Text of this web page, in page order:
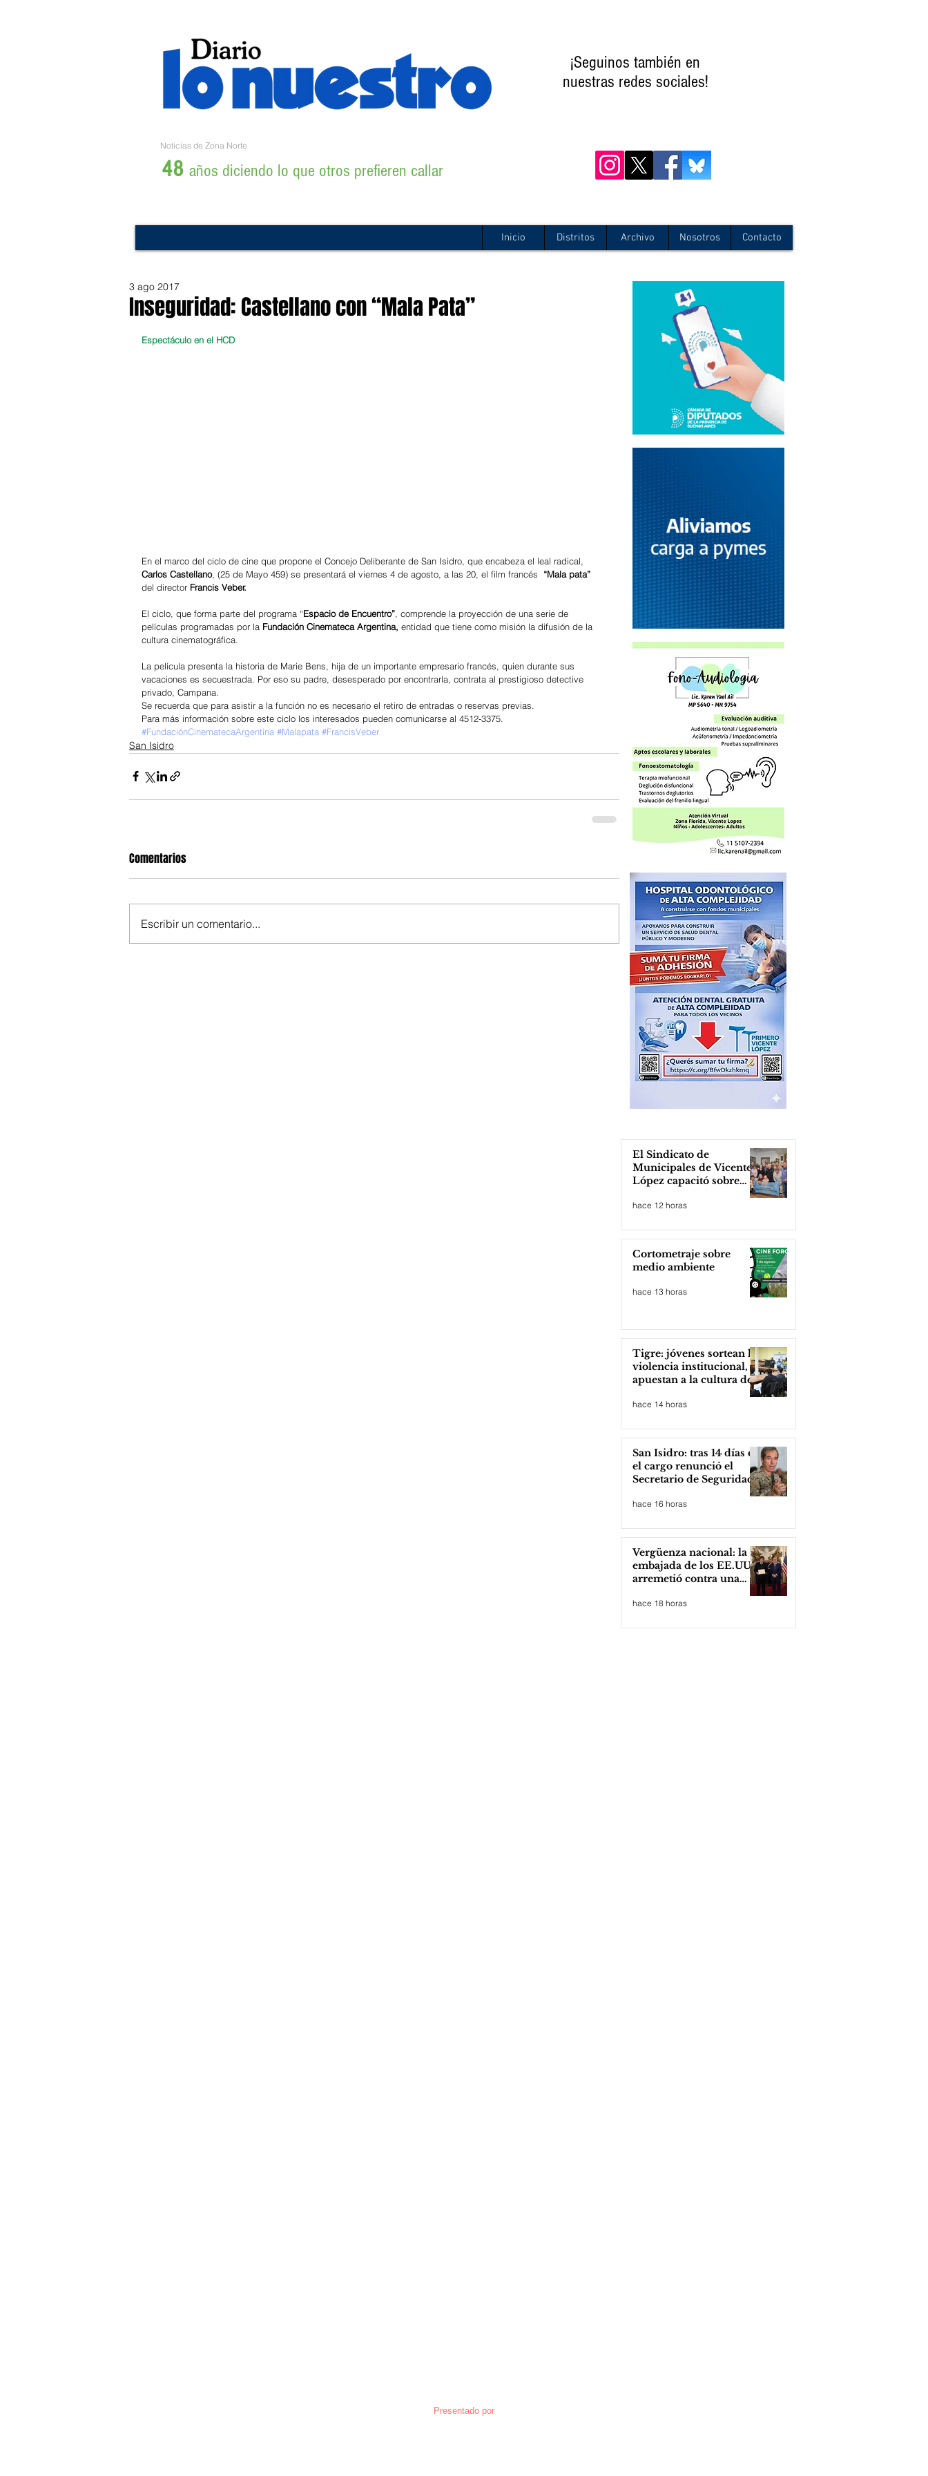
¡Seguinos también en
nuestras redes sociales!
Noticias de Zona Norte
48 años diciendo lo que otros prefieren callar
Inicio Distritos Archivo Nosotros Contacto
Inseguridad: Castellano con “Mala Pata”
3 ago 2017
Espectáculo en el HCD
En el marco del ciclo de cine que propone el Concejo Deliberante de San Isidro, que encabeza el leal radical,
Carlos Castellano, (25 de Mayo 459) se presentará el viernes 4 de agosto, a las 20, el film francés
“Mala pata”
del director Francis Veber.
El ciclo, que forma parte del programa “Espacio de Encuentro”, comprende la proyección de una serie de
películas programadas por la Fundación Cinemateca Argentina, entidad que tiene como misión la difusión de la
cultura cinematográfica.
La película presenta la historia de Marie Bens, hija de un importante empresario francés, quien durante sus
vacaciones es secuestrada. Por eso su padre, desesperado por encontrarla, contrata al prestigioso detective
privado, Campana.
Se recuerda que para asistir a la función no es necesario el retiro de entradas o reservas previas.
Para más información sobre este ciclo los interesados pueden comunicarse al 4512-3375.
#FundaciónCinematecaArgentina #Malapata #FrancisVeber
San Isidro
Comentarios
Escribir un comentario...
El Sindicato de
Municipales de Vicente
López capacitó sobre
hace 12 horas
Cortometraje sobre
medio ambiente
hace 13 horas
Tigre: jóvenes sortean la
violencia institucional,
apuestan a la cultura del
hace 14 horas
San Isidro: tras 14 días en
el cargo renunció el
Secretario de Seguridad
hace 16 horas
Vergüenza nacional: la
embajada de los EE.UU
arremetió contra una
hace 18 horas
Presentado por